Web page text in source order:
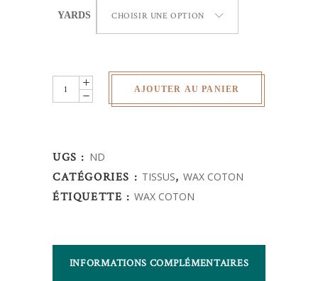
YARDS CHOISIR UNE OPTION
Wax
Africain
quantity
AJOUTER AU PANIER
UGS : ND
CATÉGORIES : TISSUS,WAX COTON
ÉTIQUETTE :WAX COTON
INFORMATIONS COMPLÉMENTAIRES